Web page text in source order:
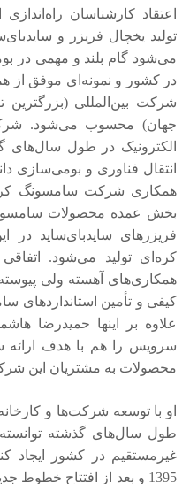
اعتقاد کارشناسان
تولید یخچال فریزر و
می‌شود گام بلند و مهمی در
در کشور و نمونه‌ای موفق از
شرکت بین‌المللی (بزرگترین
جهان) محسوب می‌شود.
الکترونیک در طول سال‌های
انتقال فناوری و بومی‌سازی
همکاری شرکت سامسونگ کره
بخش عمده محصولات
فریزرهای سایدبای‌ساید
کره‌ای تولید می‌شود.
همکاری‌های آهسته ولی
کیفی و تأمین استانداردهای
سرویس را هم با هدف
محصولات به مشتریان این
او با توسعه شرکت‌ها و
طول سال‌های گذشته
غیرمستقیم در کشور ایجاد
1395 و بعد از افتتاح خطوط